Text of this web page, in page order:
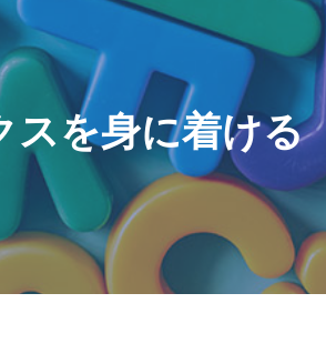
スを身に着ける